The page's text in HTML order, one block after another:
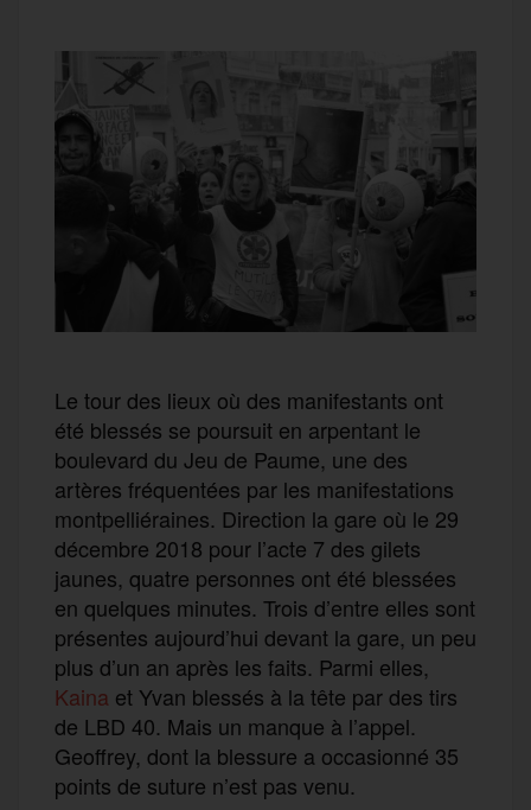
Le tour des lieux où des manifestants ont
été blessés se poursuit en arpentant le
boulevard du Jeu de Paume, une des
artères fréquentées par les manifestations
montpelliéraines. Direction la gare où le 29
décembre 2018 pour l’acte 7 des gilets
jaunes, quatre personnes ont été blessées
en quelques minutes. Trois d’entre elles sont
présentes aujourd’hui devant la gare, un peu
plus d’un an après les faits. Parmi elles,
Kaina et Yvan blessés à la tête par des tirs
de LBD 40. Mais un manque à l’appel.
Geoffrey, dont la blessure a occasionné 35
points de suture n’est pas venu.